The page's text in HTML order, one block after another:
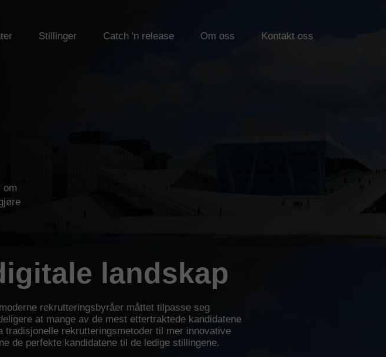
Stillinger Catch 'n release Om oss Kontakt oss
om
rekrutteringsbyråer måttet tilpasse seg
at mange av de mest ettertraktede kandidatene
rekrutteringsmetoder til mer innovative
de perfekte kandidatene til de ledige stillingene.
landskap